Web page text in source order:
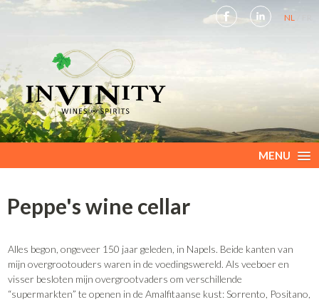
NL
MENU
Peppe's wine cellar
Alles begon, ongeveer 150 jaar geleden, in Napels. Beide kanten van
mijn overgrootouders waren in de voedingswereld. Als veeboer en
visser besloten mijn overgrootvaders om verschillende
“supermarkten” te openen in de Amalfitaanse kust: Sorrento, Positano,